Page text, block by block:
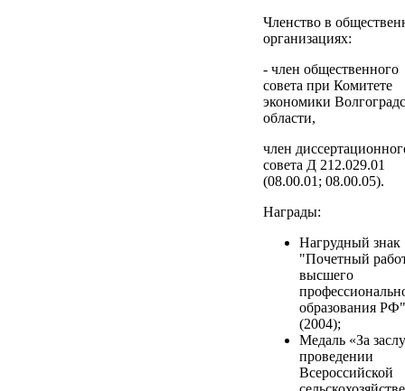
Членство в
организациях:
- член общественного
совета при Комитете
экономики
области,
член
совета Д 212.029.01
(08.00.01; 08.00.05).
Награды:
Нагрудный знак
"Почетный
высшего
образования РФ"
(2004);
Медаль «За
проведении
Всероссийской